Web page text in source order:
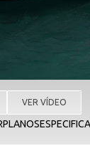
VER VÍDEO
PLANOS